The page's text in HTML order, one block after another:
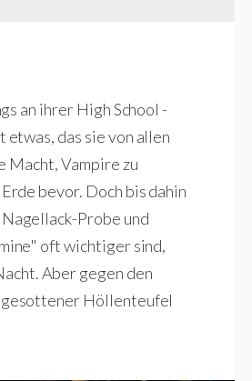
an ihrer High School -
etwas, das sie von allen
Macht, Vampire zu
bevor. Doch bis dahin
Probe und
oft wichtiger sind,
Aber gegen den
Höllenteufel